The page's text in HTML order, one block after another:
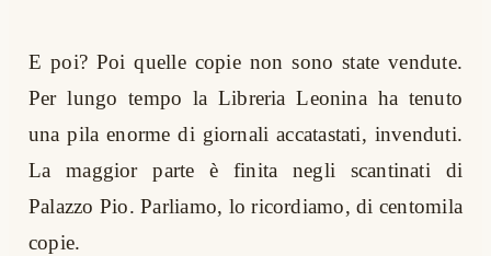
E poi? Poi quelle copie non sono state vendute.
Per lungo tempo la Libreria Leonina ha tenuto
una pila enorme di giornali accatastati, invenduti.
La maggior parte è finita negli scantinati di
Palazzo Pio. Parliamo, lo ricordiamo, di centomila
copie.